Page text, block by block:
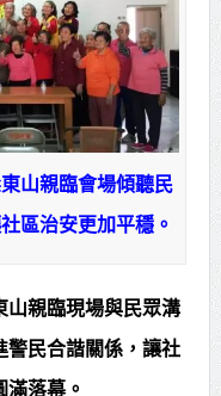
山親臨會場傾聽民
區治安更加平穩。
山親臨現場與民眾溝
民合諧關係，讓社
落幕。